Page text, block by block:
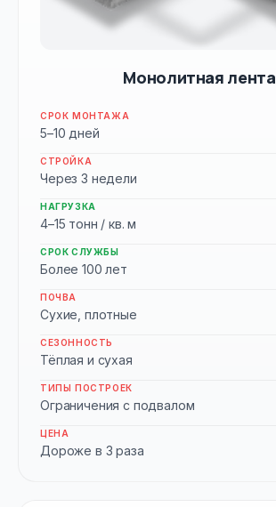
Монолитная лента
СРОК МОНТАЖА
5–10 дней
СТРОЙКА
Через 3 недели
НАГРУЗКА
4–15 тонн / кв. м
СРОК СЛУЖБЫ
Более 100 лет
ПОЧВА
Сухие, плотные
СЕЗОННОСТЬ
Тёплая и сухая
ТИПЫ ПОСТРОЕК
Ограничения с подвалом
ЦЕНА
Дороже в 3 раза